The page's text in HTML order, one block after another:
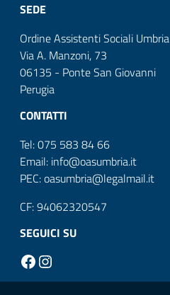
SEDE
Ordine Assistenti Sociali Umbria
Via A. Manzoni, 73
06135 - Ponte San Giovanni
Perugia
CONTATTI
Tel: 075 583 84 66
Email: info@oasumbria.it
PEC: oasumbria@legalmail.it
CF: 94062320547
SEGUICI SU
Facebook